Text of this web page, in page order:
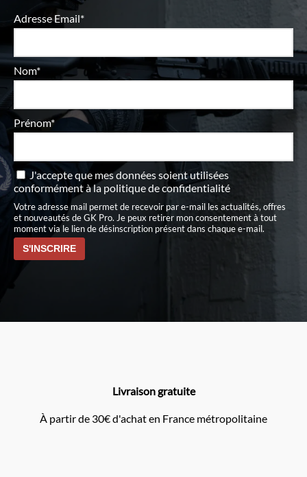
Adresse Email*
Nom*
Prénom*
J'accepte que mes données soient utilisées
conformément àla politique de confidentialité
Votre adresse mail permet de recevoir par e-mail les actualités, offres
et nouveautés de GK Pro. Je peux retirer mon consentement à tout
moment via le lien de désinscription présent dans chaque e-mail.
Livraison gratuite
À partir de 30€ d'achat en France métropolitaine